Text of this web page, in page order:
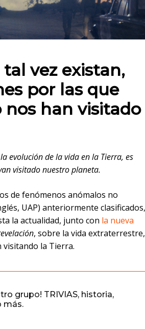
vez existan,
por las que
han visitado
evolución de la vida en la Tierra, es
visitado nuestro planeta.
de fenómenos anómalos no
UAP) anteriormente clasificados,
la actualidad, junto con la nueva
, sobre la vida extraterrestre,
visitando la Tierra.
grupo! TRIVIAS, historia,
más.